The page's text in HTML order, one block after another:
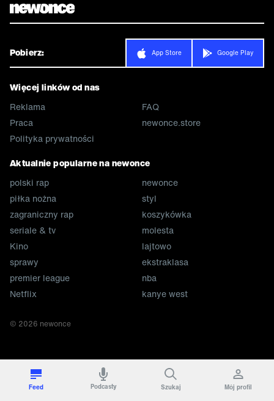
Pobierz: App Store Google Play
Więcej linków od nas
Reklama
Praca
Polityka prywatności
FAQ
newonce.store
Aktualnie popularne na newonce
polski rap
piłka nożna
zagraniczny rap
seriale & tv
Kino
sprawy
premier league
Netflix
newonce
styl
koszykówka
molesta
lajtowo
ekstraklasa
nba
kanye west
© 2026 newonce
Feed Podcasty Szukaj Mój profil